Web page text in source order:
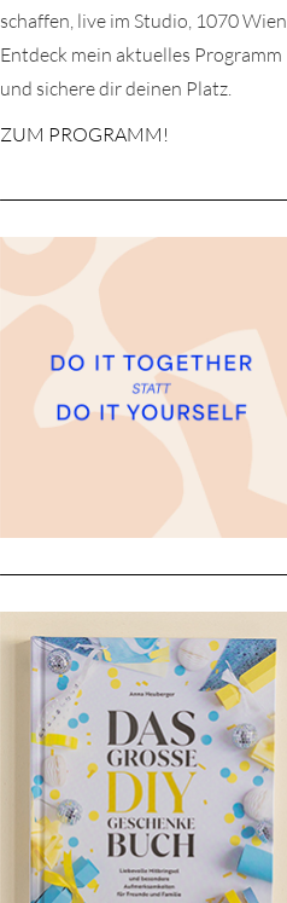
schaffen, live im Studio, 1070 Wien.
Entdeck mein aktuelles Programm
und sichere dir deinen Platz.
ZUM PROGRAMM!